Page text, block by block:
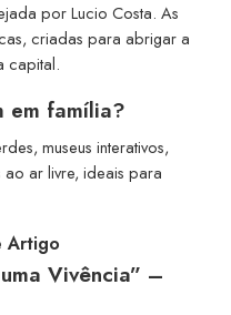
por Lucio Costa. As
criadas para abrigar a
capital.
em família?
museus interativos,
ar livre, ideais para
Artigo
Vivência” –